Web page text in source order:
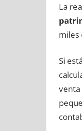
La
miles
Si
venta